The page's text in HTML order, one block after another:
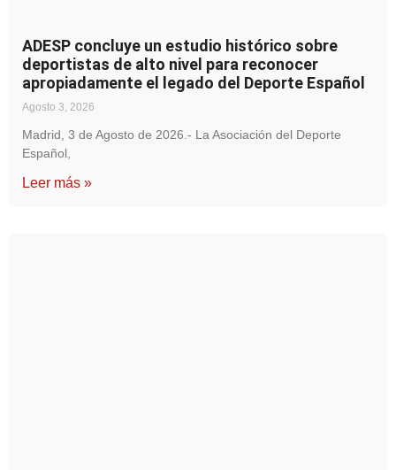
ADESP concluye un estudio histórico sobre
deportistas de alto nivel para reconocer
apropiadamente el legado del Deporte Español
Agosto 3, 2026
Madrid, 3 de Agosto de 2026.- La Asociación del Deporte
Español,
Leer más »